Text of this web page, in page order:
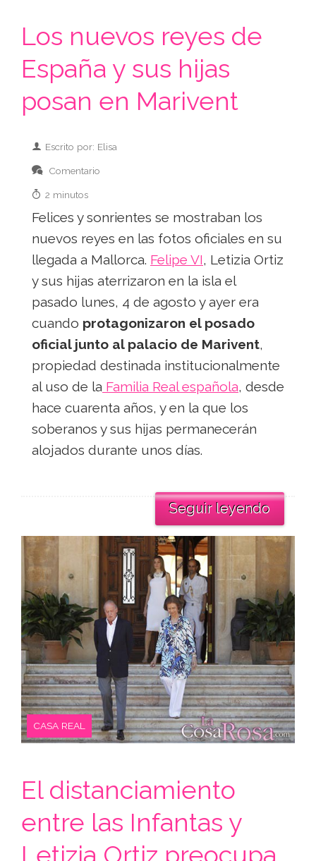
Los nuevos reyes de
España y sus hijas
posan en Marivent
Escrito por: Elisa
Comentario
2 minutos
Felices y sonrientes se mostraban los
nuevos reyes en las fotos oficiales en su
llegada a Mallorca. Felipe VI, Letizia Ortiz
y sus hijas aterrizaron en la isla el
pasado lunes, 4 de agosto y ayer era
cuando protagonizaron el posado
oficial junto al palacio de Marivent,
propiedad destinada institucionalmente
al uso de la Familia Real española, desde
hace cuarenta años, y en la que los
soberanos y sus hijas permanecerán
alojados durante unos días.
Seguir leyendo
CASA REAL
El distanciamiento
entre las Infantas y
Letizia Ortiz preocupa